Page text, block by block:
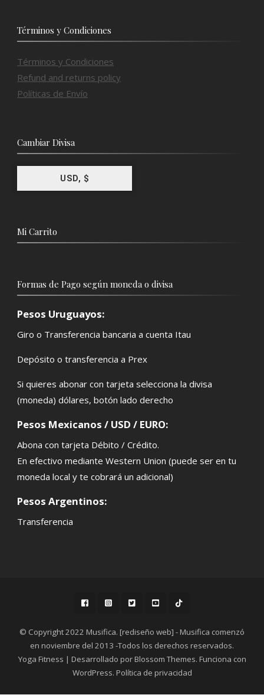
Términos y Condiciones
Términos y Condiciones
Refund and returns policy
Políticas de Envío
Cambiar Divisa
USD, $
Mi Carrito
Formas de Pago según moneda o divisa
Pesos Uruguayos:
Giro o Transferencia bancaria a cuenta Itau
Depósito o transferencia a Prex
Si quieres abonar con tarjeta selecciona la divisa
(moneda) dólares, botón lado derecho
Pesos Mexicanos / USD / EURO:
Abona con tarjeta Débito / Crédito.
En efectivo mediante Western Union (puede ser en tu
moneda local y te cobrará un adicional)
Pesos Argentinos:
Transferencia
© Copyright 2022 Musifica. [rediseño web] - Musifica comenzó
en noviembre del 2013 -Todos los derechos reservados.
Yoga Fitness | Desarrollado porBlossom Themes. Funciona con
WordPress. Política de privacidad